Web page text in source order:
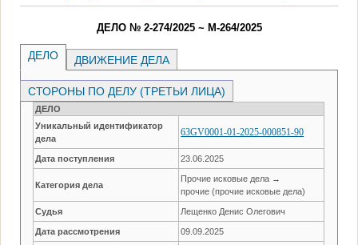
ДЕЛО № 2-274/2025 ~ М-264/2025
ДЕЛО ДВИЖЕНИЕ ДЕЛА
СТОРОНЫ ПО ДЕЛУ (ТРЕТЬИ ЛИЦА)
ДЕЛО
Уникальный идентификатор
дела
63GV0001-01-2025-000851-90
Дата поступления 23.06.2025
Категория дела
Прочие исковые дела →
прочие (прочие исковые дела)
Судья Лещенко Денис Олегович
Дата рассмотрения 09.09.2025